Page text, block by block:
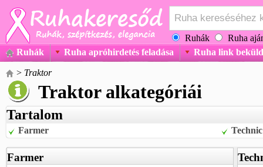
Ruhák
Ruha
Ruhák
Ruha apróhirdetés feladása Ruha link
> Traktor
Traktor alkategóriái
Tartalom
Farmer Technic
Farmer